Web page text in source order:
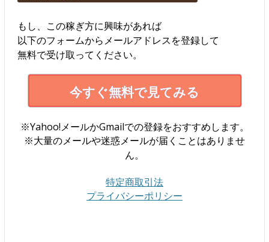
もし、この稼ぎ方に興味があれば
以下のフォームからメールアドレスを登録して
無料で受け取ってください。
今すぐ無料で見てみる
※Yahoo!メールかGmailでの登録をおすすめします。
※大量のメールや迷惑メールが届くことはありませ
ん。
特定商取引法
プライバシーポリシー